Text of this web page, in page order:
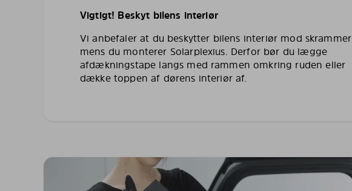
Vigtigt! Beskyt bilens interiør
Vi anbefaler at du beskytter bilens interiør mod skrammer
mens du monterer Solarplexius. Derfor bør du lægge
afdækningstape langs med rammen omkring ruden eller
dække toppen af dørens interiør af.